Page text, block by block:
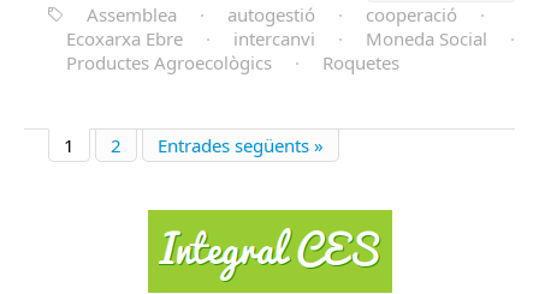
Assemblea
· autogestió · cooperació
·
Ecoxarxa Ebre
· intercanvi · Moneda Social
·
Productes Agroecològics
· Roquetes
1 2 Entrades següents »